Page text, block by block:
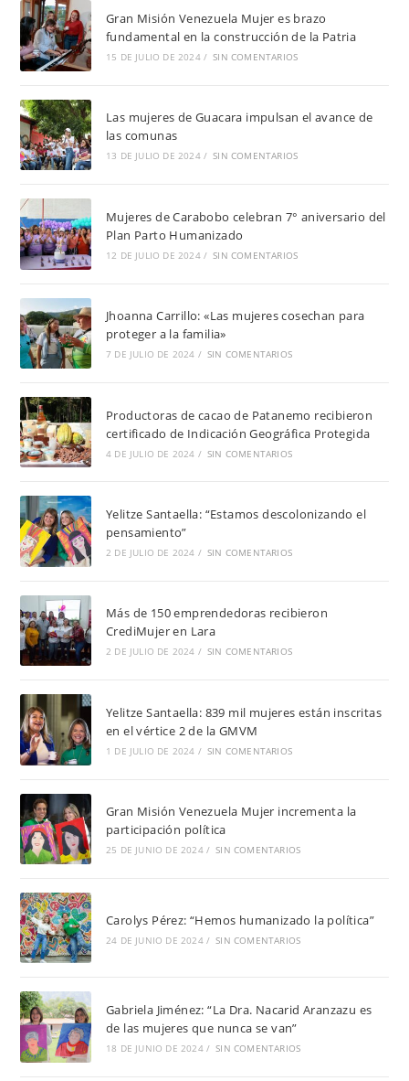
Gran Misión Venezuela Mujer es brazo
fundamental en la construcción de la Patria
15 DE JULIO DE 2024 / SIN COMENTARIOS
Las mujeres de Guacara impulsan el avance de
las comunas
13 DE JULIO DE 2024 / SIN COMENTARIOS
Mujeres de Carabobo celebran 7° aniversario del
Plan Parto Humanizado
12 DE JULIO DE 2024 / SIN COMENTARIOS
Jhoanna Carrillo: «Las mujeres cosechan para
proteger a la familia»
7 DE JULIO DE 2024 / SIN COMENTARIOS
Productoras de cacao de Patanemo recibieron
certificado de Indicación Geográfica Protegida
4 DE JULIO DE 2024 / SIN COMENTARIOS
Yelitze Santaella: “Estamos descolonizando el
pensamiento”
2 DE JULIO DE 2024 / SIN COMENTARIOS
Más de 150 emprendedoras recibieron
CrediMujer en Lara
2 DE JULIO DE 2024 / SIN COMENTARIOS
Yelitze Santaella: 839 mil mujeres están inscritas
en el vértice 2 de la GMVM
1 DE JULIO DE 2024 / SIN COMENTARIOS
Gran Misión Venezuela Mujer incrementa la
participación política
25 DE JUNIO DE 2024 / SIN COMENTARIOS
Carolys Pérez: “Hemos humanizado la política”
24 DE JUNIO DE 2024 / SIN COMENTARIOS
Gabriela Jiménez: “La Dra. Nacarid Aranzazu es
de las mujeres que nunca se van”
18 DE JUNIO DE 2024 / SIN COMENTARIOS